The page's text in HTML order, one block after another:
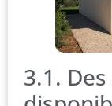
3.1.